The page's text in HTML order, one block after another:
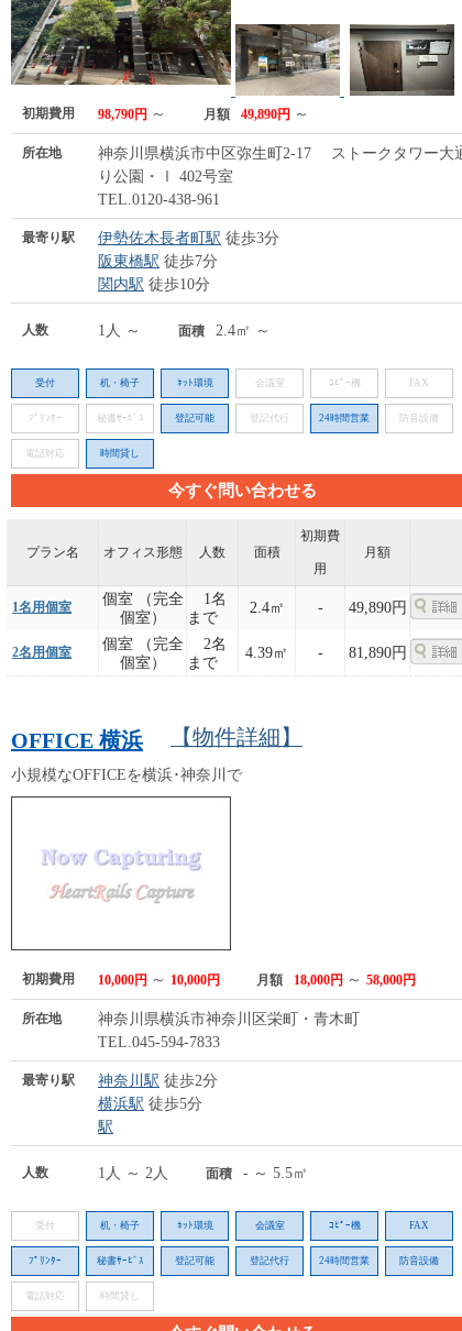
初期費用 98,790円 ～ 月額 49,890円 ～
所在地
神奈川県横浜市中区弥生町2-17 ストークタワー大通
り公園・Ⅰ 402号室
TEL.0120-438-961
最寄り駅 伊勢佐木長者町駅 徒歩3分
阪東橋駅 徒歩7分
関内駅 徒歩10分
人数 1人 ～ 面積 2.4㎡ ～
受付 机・椅子 ﾈｯﾄ環境 会議室 ｺﾋﾟｰ機 FAX
ﾌﾟﾘﾝﾀｰ 秘書ｻｰﾋﾞｽ 登記可能 登記代行 24時間営業 防音設備
電話対応 時間貸し
今すぐ問い合わせる
プラン名 オフィス形態 人数 面積
初期費
用
月額
1名用個室
個室 （完全
個室）
1名
まで
2.4㎡ - 49,890円
2名用個室
個室 （完全
個室）
2名
まで
4.39㎡ - 81,890円
OFFICE 横浜 【物件詳細】
小規模なOFFICEを横浜･神奈川で
初期費用 10,000円 ～ 10,000円 月額 18,000円 ～ 58,000円
所在地
神奈川県横浜市神奈川区栄町・青木町
TEL.045-594-7833
最寄り駅 神奈川駅 徒歩2分
横浜駅 徒歩5分
駅
人数 1人 ～ 2人 面積 - ～ 5.5㎡
受付 机・椅子 ﾈｯﾄ環境 会議室 ｺﾋﾟｰ機 FAX
ﾌﾟﾘﾝﾀｰ 秘書ｻｰﾋﾞｽ 登記可能 登記代行 24時間営業 防音設備
電話対応 時間貸し